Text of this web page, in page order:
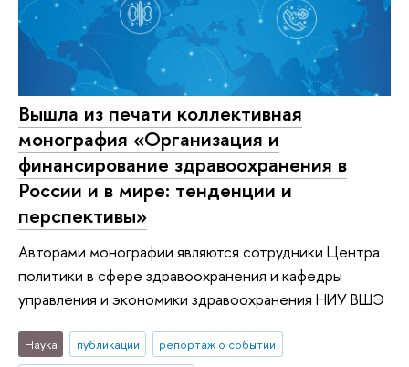
Вышла из печати коллективная
монография «Организация и
финансирование здравоохранения в
России и в мире: тенденции и
перспективы»
Авторами монографии являются сотрудники Центра
политики в сфере здравоохранения и кафедры
управления и экономики здравоохранения НИУ ВШЭ
Наука публикации
репортаж о событии